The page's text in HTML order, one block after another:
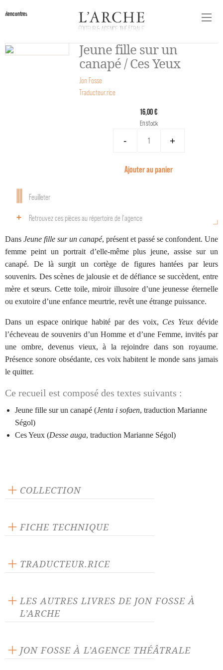
Rencontres
Jeune fille sur un
canapé / Ces Yeux
Jon Fosse
Traducteur.rice
16,00 €
En stock
- +
Ajouter au panier
Feuilleter
Retrouvez ces pièces au répertoire de l‘agence
Dans Jeune fille sur un canapé, présent et passé se confondent. Une
femme peint un portrait d’elle-même plus jeune, assise sur un
canapé. De là surgit un cortège de figures hantées par leurs
souvenirs. Des scènes de jalousie et de défiance se succèdent, entre
mère et sœurs. Cette toile, miroir illusoire d’une jeunesse éternelle
ou exutoire d’une enfance meurtrie, revêt une étrange puissance.
Dans un espace onirique habité par des voix, Ces Yeux dévide
l’écheveau de souvenirs d’un Homme et d’une Femme, invités par
une ombre, devenus vieux, à la rejoindre dans son royaume.
Présence sonore obsédante, ces voix habitent le monde sans jamais
le quitter.
Ce recueil est composé des textes suivants :
Jeune fille sur un canapé (Jenta i sofaen, traduction Marianne
Ségol)
Ces Yeux (Desse auga, traduction Marianne Ségol)
COLLECTION
FICHE TECHNIQUE
160 pages
Prix : 16.00 €
ISBN : 9782851819833
TRADUCTEUR.RICE
LES AUTRES LIVRES DE JON FOSSE À
L’ARCHE
JON FOSSE À L’AGENCE THÉÂTRALE